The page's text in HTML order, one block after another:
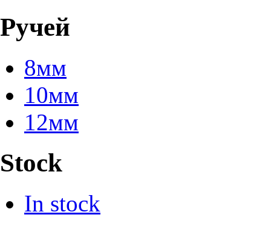
Ручей
8мм
10мм
12мм
Stock
In stock